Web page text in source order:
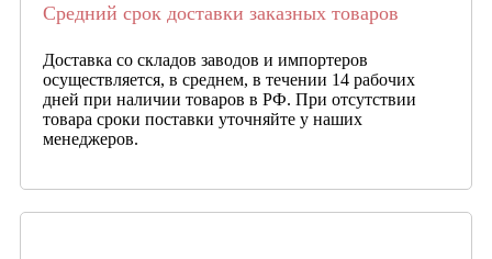
Средний срок доставки заказных товаров
Доставка со складов заводов и импортеров
осуществляется, в среднем, в течении 14 рабочих
дней при наличии товаров в РФ. При отсутствии
товара сроки поставки уточняйте у наших
менеджеров.